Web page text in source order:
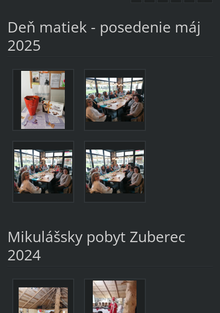
Deň matiek - posedenie máj
2025
Mikulášsky pobyt Zuberec
2024